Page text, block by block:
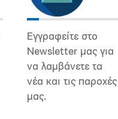
Εγγραφείτε στο
Newsletter μας για
να λαμβάνετε τα
νέα και τις παροχές
μας.